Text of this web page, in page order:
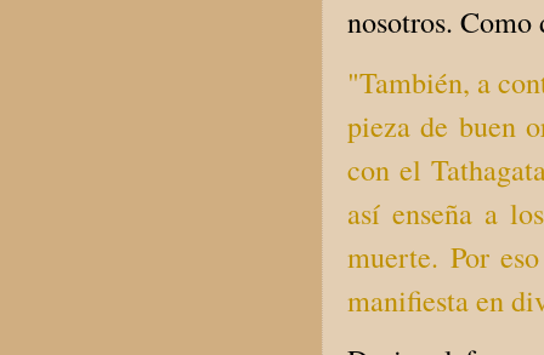
nosotros.
"También, a
pieza de buen
con el
así enseña a
muerte. Por
manifiesta en